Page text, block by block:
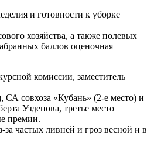
и готовности к уборке
хозяйства, а также полевых
баллов оценочная
комиссии, заместитель
совхоза «Кубань» (2-е место) и
Узденова, третье место
премии.
частых ливней и гроз весной и в